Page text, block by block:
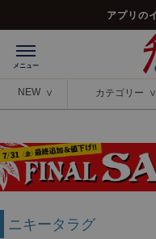
アプリの
NEW カテゴリー
ニキータラグ